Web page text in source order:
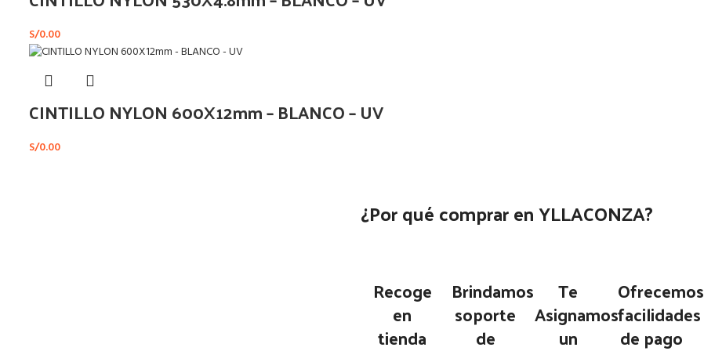
S/0.00
CINTILLO NYLON 600X12mm – BLANCO – UV
S/0.00
¿Por qué comprar en YLLACONZA?
Recoge
en
tienda
Brindamos
soporte
de
Te
Asignamos
un
Ofrecemos
facilidades
de pago